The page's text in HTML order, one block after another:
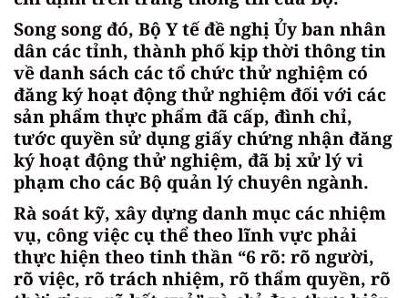
Song song đó, Bộ Y tế đề nghị Ủy ban nhân
dân các tỉnh, thành phố kịp thời thông tin
về danh sách các tổ chức thử nghiệm có
đăng ký hoạt động thử nghiệm đối với các
sản phẩm thực phẩm đã cấp, đình chỉ,
tước quyền sử dụng giấy chứng nhận đăng
ký hoạt động thử nghiệm, đã bị xử lý vi
phạm cho các Bộ quản lý chuyên ngành.
Rà soát kỹ, xây dựng danh mục các nhiệm
vụ, công việc cụ thể theo lĩnh vực phải
thực hiện theo tinh thần “6 rõ: rõ người,
rõ việc, rõ trách nhiệm, rõ thẩm quyền, rõ